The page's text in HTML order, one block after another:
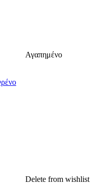
Αγαπημένο
Delete from wishlist